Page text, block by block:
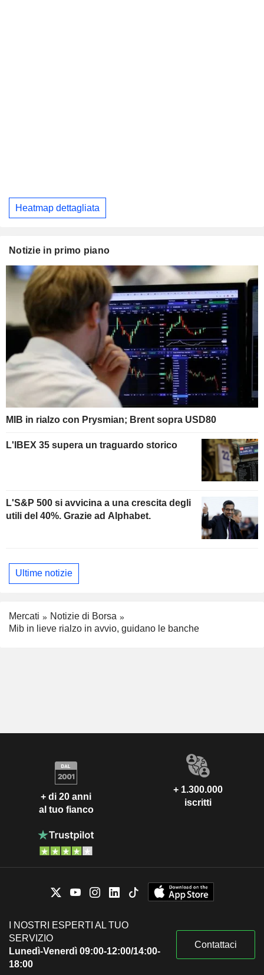
Heatmap dettagliata
Notizie in primo piano
MIB in rialzo con Prysmian; Brent sopra USD80
L'IBEX 35 supera un traguardo storico
L'S&P 500 si avvicina a una crescita degli
utili del 40%. Grazie ad Alphabet.
Ultime notizie
Mercati
Notizie di Borsa
Mib in lieve rialzo in avvio, guidano le banche
+ di 20 anni
al tuo fianco
+ 1.300.000
iscritti
I NOSTRI ESPERTI AL TUO
SERVIZIO
Lunedì-Venerdì 09:00-12:00/14:00-
18:00
Contattaci